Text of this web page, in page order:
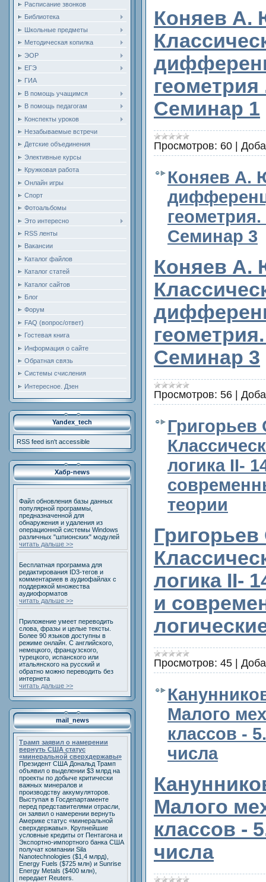
Расписание звонков
Библиотека
Школьные предметы
Методическая копилка
ЭОР
ЕГЭ
ГИА
В помощь учащимся
В помощь педагогам
Конспекты уроков
Незабываемые встречи
Детские объединения
Элективные курсы
Кружковая работа
Онлайн игры
Спорт
Фотоальбомы
Это интересно
RSS ленты
Вакансии
Каталог файлов
Каталог статей
Каталог сайтов
Блог
Форум
FAQ (вопрос/ответ)
Гостевая книга
Информация о сайте
Обратная связь
Системы счисления
Интересное. Дзен
Yandex_tech
RSS feed isn't accessible
Хабр-news
Файл обновления базы данных
популярной программы,
предназначенной для
обнаружения и удаления из
операционной системы Windows
различных "шпионских" модулей
читать дальше >>
Бесплатная программа для
редактирования ID3-тегов и
комментариев в аудиофайлах с
поддержкой множества
аудиоформатов
читать дальше >>
Приложение умеет переводить
слова, фразы и целые тексты.
Более 90 языков доступны в
режиме онлайн. С английского,
немецкого, французского,
турецкого, испанского или
итальянского на русский и
обратно можно переводить без
интернета
читать дальше >>
mail_news
Трамп заявил о намерении
вернуть США статус
«минеральной сверхдержавы»
Президент США Дональд Трамп
объявил о выделении $3 млрд на
проекты по добыче критически
важных минералов и
производству аккумуляторов.
Выступая в Госдепартаменте
перед представителями отрасли,
он заявил о намерении вернуть
Америке статус «минеральной
сверхдержавы». Крупнейшие
условные кредиты от Пентагона и
Экспортно-импортного банка США
получат компании Sila
Nanotechnologies ($1,4 млрд),
Energy Fuels ($725 млн) и Sunrise
Energy Metals ($400 млн),
передает Reuters.
Коняев А.
Семинар 1
Просмотров: 60 |
Коняев А.
Семинар 3
Коняев А.
Семинар 3
Просмотров: 56 |
логика II-
теории
логика II-
и
Просмотров: 45 |
Малого
классов -
числа
Малого
классов -
числа